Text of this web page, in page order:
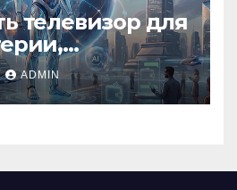
телевизор для
и советы
ADMIN